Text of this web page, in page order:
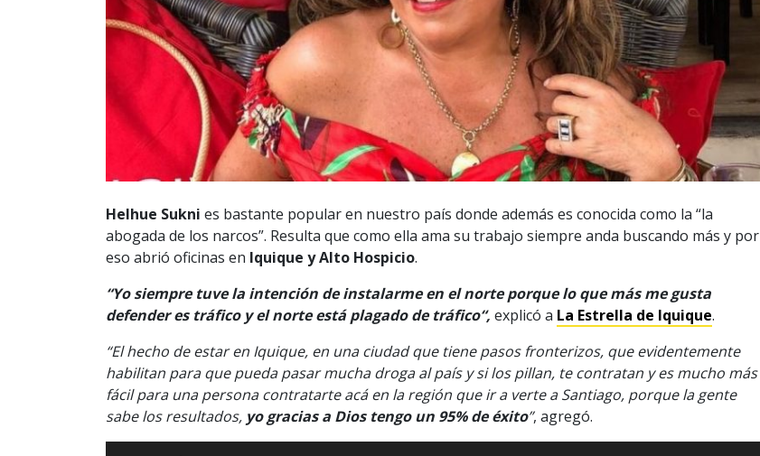
Helhue Sukni es bastante popular en nuestro país donde además es conocida como la “la
abogada de los narcos”. Resulta que como ella ama su trabajo siempre anda buscando más y por
eso abrió oficinas en Iquique y Alto Hospicio.
“Yo siempre tuve la intención de instalarme en el norte porque lo que más me gusta
defender es tráfico y el norte está plagado de tráfico“, explicó a La Estrella de Iquique.
“El hecho de estar en Iquique, en una ciudad que tiene pasos fronterizos, que evidentemente
habilitan para que pueda pasar mucha droga al país y si los pillan, te contratan y es mucho más
fácil para una persona contratarte acá en la región que ir a verte a Santiago, porque la gente
sabe los resultados, yo gracias a Dios tengo un 95% de éxito”, agregó.